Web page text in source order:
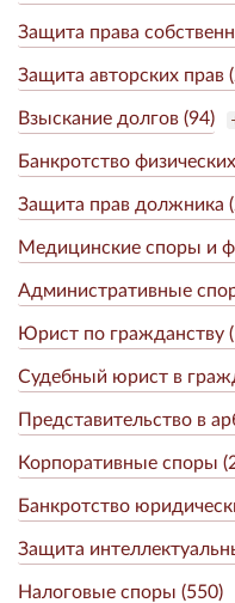
Защита права
Защита авторских прав
Взыскание долгов (94)
Банкротство
Защита прав должника
Медицинские споры и
Административные
Юрист по гражданству
Судебный юрист в
Представительство в
Корпоративные споры
Банкротство
Защита
Налоговые споры (550)